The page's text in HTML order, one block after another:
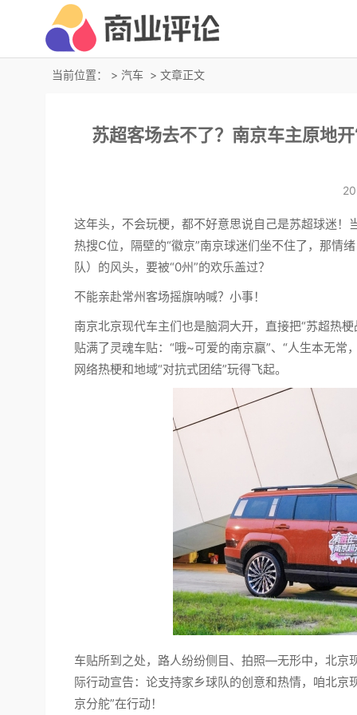
当前位置： > 汽车 > 文章正文
苏超客场去不了？南京车主原地
这年头，不会玩梗，都不好意思说自己是苏超球迷！
热搜C位，隔壁的“徽京”南京球迷们坐不住了，那
队）的风头，要被“0州”的欢乐盖过？
不能亲赴常州客场摇旗呐喊？小事！
南京北京现代车主们也是脑洞大开，直接把“苏超热
贴满了灵魂车贴：“哦~可爱的南京赢”、“人生本无
网络热梗和地域“对抗式团结”玩得飞起。
车贴所到之处，路人纷纷侧目、拍照—无形中，北京
际行动宣告：论支持家乡球队的创意和热情，咱北
京分舵”在行动！